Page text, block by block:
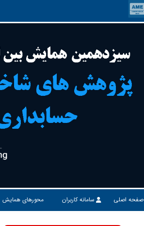
صفحه اصلی سامانه کاربران محورهای همایش